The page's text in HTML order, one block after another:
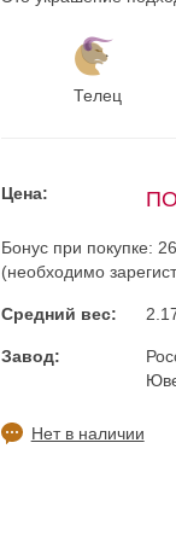
Телец
Цена:
Бонус при покупке:
(необходимо
Средний вес:
Завод:
Нет в наличии